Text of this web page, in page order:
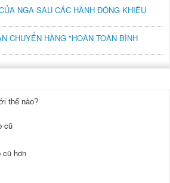
NGA SAU CÁC HÀNH ĐỘNG KHIÊU
CHUYỂN HÀNG "HOÀN TOÀN BÌNH
thế nào?
cũ
cũ hơn